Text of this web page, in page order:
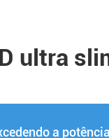
ultra
a